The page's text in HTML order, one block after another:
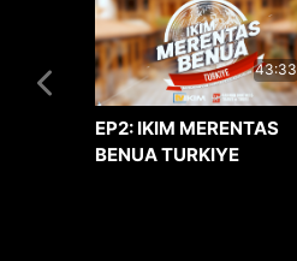
43:33
EP2: IKIM MERENTAS
BENUA TURKIYE